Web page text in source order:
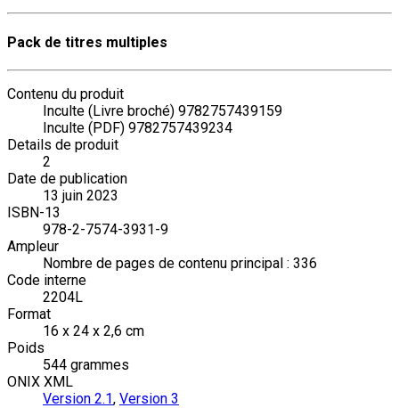
Pack de titres multiples
Contenu du produit
Inculte (Livre broché) 9782757439159
Inculte (PDF) 9782757439234
Details de produit
2
Date de publication
13 juin 2023
ISBN-13
978-2-7574-3931-9
Ampleur
Nombre de pages de contenu principal : 336
Code interne
2204L
Format
16 x 24 x 2,6 cm
Poids
544 grammes
ONIX XML
Version 2.1, Version 3